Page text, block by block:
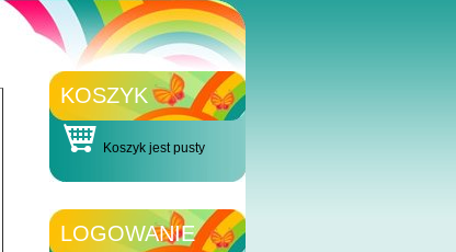
KOSZYK
Koszyk jest pusty
LOGOWANIE